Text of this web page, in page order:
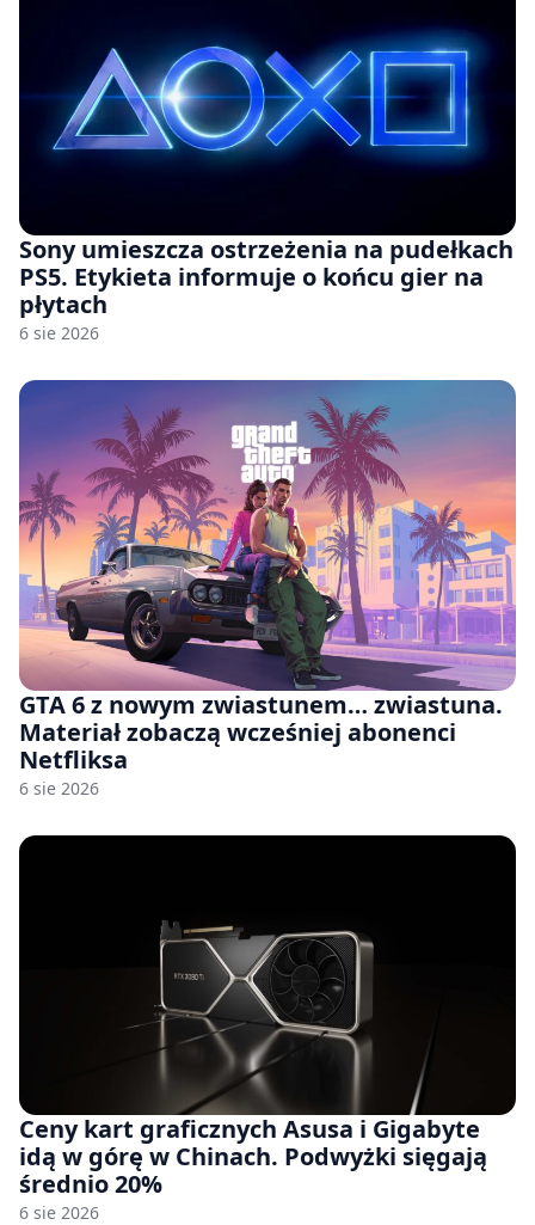
Sony umieszcza ostrzeżenia na pudełkach
PS5. Etykieta informuje o końcu gier na
płytach
6 sie 2026
GTA 6 z nowym zwiastunem… zwiastuna.
Materiał zobaczą wcześniej abonenci
Netfliksa
6 sie 2026
Ceny kart graficznych Asusa i Gigabyte
idą w górę w Chinach. Podwyżki sięgają
średnio 20%
6 sie 2026